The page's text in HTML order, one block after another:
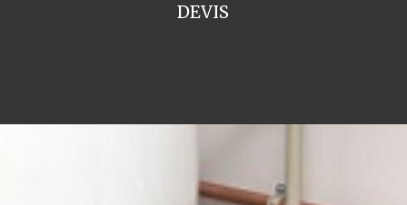
DEVIS